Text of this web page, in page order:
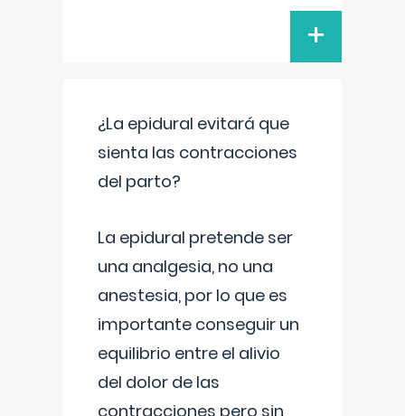
+
¿La epidural evitará que
sienta las contracciones
del parto?
La epidural pretende ser
una analgesia, no una
anestesia, por lo que es
importante conseguir un
equilibrio entre el alivio
del dolor de las
contracciones pero sin